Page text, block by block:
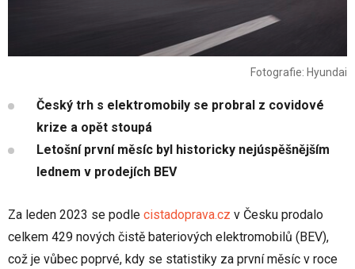
Fotografie: Hyundai
Český trh s elektromobily se probral z covidové
krize a opět stoupá
Letošní první měsíc byl historicky nejúspěšnějším
lednem v prodejích BEV
Za leden 2023 se podle cistadoprava.cz v Česku prodalo
celkem 429 nových čistě bateriových elektromobilů (BEV),
což je vůbec poprvé, kdy se statistiky za první měsíc v roce